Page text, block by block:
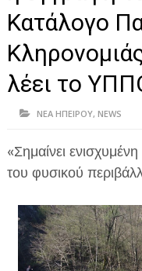
ΗΠΕΙΡΟΣ
ΠΡΕΒΕΖΑ
ΑΡΤΑ
ΙΟΝΙΑ ΝΗΣΙΑ
ΥΓΕΙΑ-ΟΜΟΡΦΙΑ
ΠΟΛΙΤΙΣΜΟΣ
Κατάλογο
λέει το
ΝΕΑ ΗΠΕΙΡΟΥ, NEWS
«Σημαίνει
του φυσικού